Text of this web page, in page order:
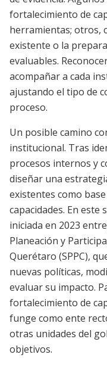
fortalecimiento de
herramientas; otros,
existente o la
evaluables.
acompañar a cada
ajustando el tipo de
proceso.
Un posible camino
institucional. Tras
procesos internos y
diseñar una
existentes como
capacidades. En este
iniciada en 2023
Planeación y
Querétaro (SPPC),
nuevas políticas,
evaluar su impacto.
fortalecimiento de
funge como ente
otras unidades del
objetivos.